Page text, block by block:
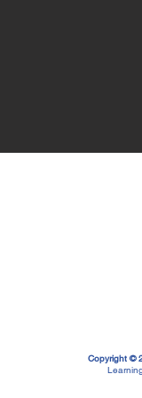
Copyright ©